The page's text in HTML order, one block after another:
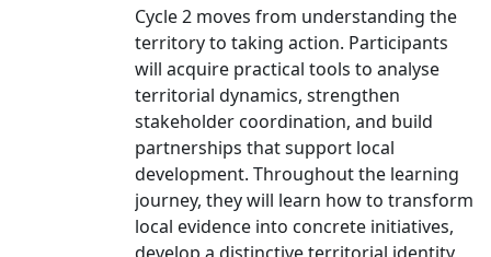
Cycle 2 moves from understanding the
territory to taking action. Participants
will acquire practical tools to analyse
territorial dynamics, strengthen
stakeholder coordination, and build
partnerships that support local
development. Throughout the learning
journey, they will learn how to transform
local evidence into concrete initiatives,